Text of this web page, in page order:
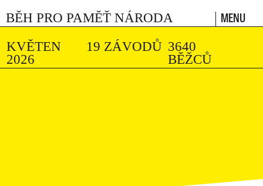
BĚH PRO PAMĚŤ NÁRODA MENU
KVĚTEN
2026
19 ZÁVODŮ 3640
BĚŽCŮ